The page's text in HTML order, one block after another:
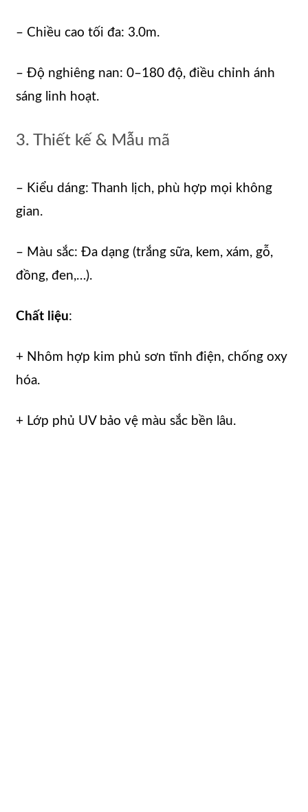
– Chiều cao tối đa: 3.0m.
– Độ nghiêng nan: 0–180 độ, điều chỉnh ánh
sáng linh hoạt.
3. Thiết kế & Mẫu mã
– Kiểu dáng: Thanh lịch, phù hợp mọi không
gian.
– Màu sắc: Đa dạng (trắng sữa, kem, xám, gỗ,
đồng, đen,…).
Chất liệu:
+ Nhôm hợp kim phủ sơn tĩnh điện, chống oxy
hóa.
+ Lớp phủ UV bảo vệ màu sắc bền lâu.